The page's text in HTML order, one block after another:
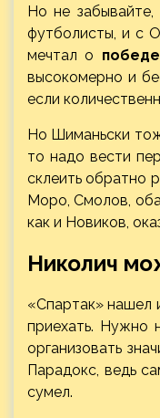
Но не
футболисты, и с
мечтал о
высокомерно и
если
Но Шиманьски
то надо вести
склеить обратно
Моро, Смолов,
как и Новиков,
Николич
«Спартак» нашел
приехать. Нужно
организовать
Парадокс, ведь
сумел.